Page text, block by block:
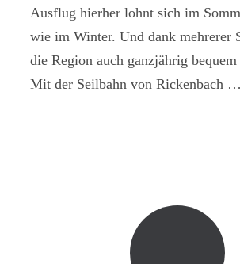
Ausflug hierher lohnt sich im
wie im Winter. Und dank mehrerer
die Region auch ganzjährig bequem
Mit der Seilbahn von Rickenbach …